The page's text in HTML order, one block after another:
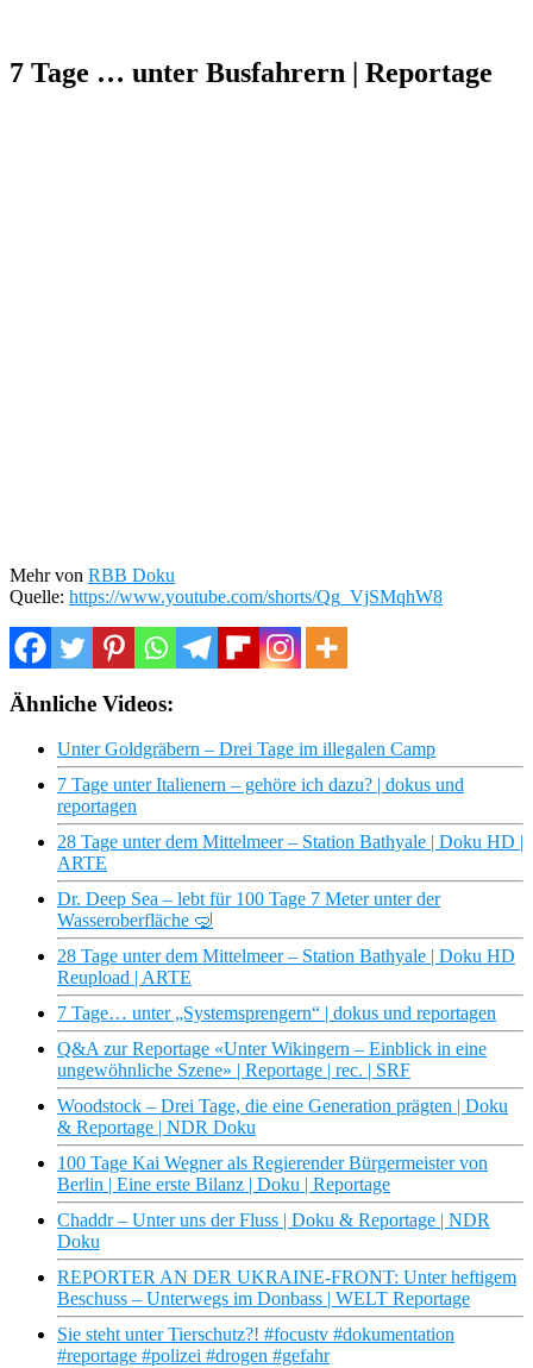
7 Tage … unter Busfahrern | Reportage
Mehr von RBB Doku
Quelle: https://www.youtube.com/shorts/Qg_VjSMqhW8
Ähnliche Videos:
Unter Goldgräbern – Drei Tage im illegalen Camp
7 Tage unter Italienern – gehöre ich dazu? | dokus und
reportagen
28 Tage unter dem Mittelmeer – Station Bathyale | Doku HD |
ARTE
Dr. Deep Sea – lebt für 100 Tage 7 Meter unter der
Wasseroberfläche 🤿
28 Tage unter dem Mittelmeer – Station Bathyale | Doku HD
Reupload | ARTE
7 Tage… unter „Systemsprengern“ | dokus und reportagen
Q&A zur Reportage «Unter Wikingern – Einblick in eine
ungewöhnliche Szene» | Reportage | rec. | SRF
Woodstock – Drei Tage, die eine Generation prägten | Doku
& Reportage | NDR Doku
100 Tage Kai Wegner als Regierender Bürgermeister von
Berlin | Eine erste Bilanz | Doku | Reportage
Chaddr – Unter uns der Fluss | Doku & Reportage | NDR
Doku
REPORTER AN DER UKRAINE-FRONT: Unter heftigem
Beschuss – Unterwegs im Donbass | WELT Reportage
Sie steht unter Tierschutz?! #focustv #dokumentation
#reportage #polizei #drogen #gefahr